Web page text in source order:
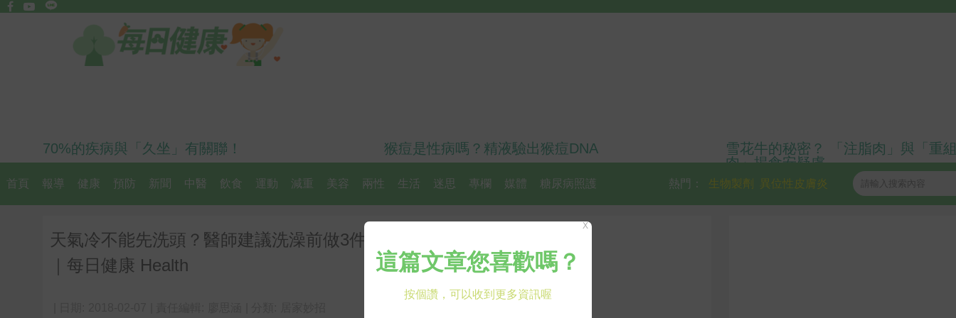
70%的疾病與「久坐」有關聯！ 猴痘是性病嗎？精液驗出猴痘DNA
雪花牛的秘密？ 「注脂肉」與「重
肉」揭食安疑慮
首頁 報導 健康 預防 新聞 中醫 飲食 運動 減重 美容 兩性 生活 迷思 專欄 媒體 糖尿病照護 異位性皮膚炎
生物製劑
熱門：
天氣冷不能先洗頭？醫師建議洗澡前做3件事，有效預防中風、猝死
｜每日健康 Health
X